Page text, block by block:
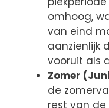
omhoog,
van eind
aanzienlijk
vooruit als
Zomer
de
rest van de